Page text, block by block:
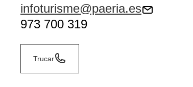
infoturisme@paeria.es
973 700 319
Trucar